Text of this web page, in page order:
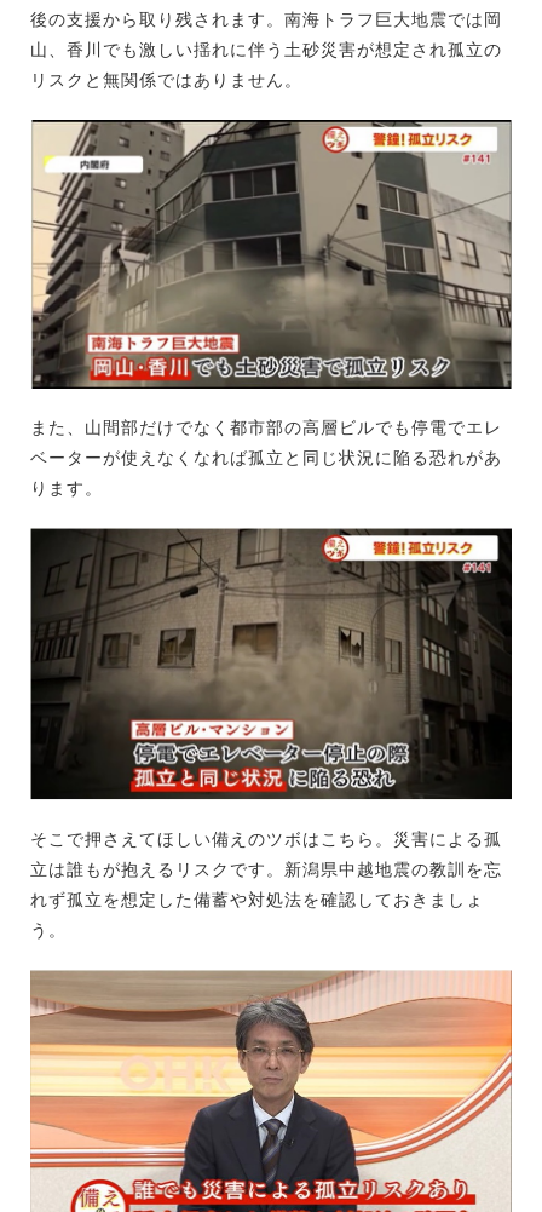
後の支援から取り残されます。南海トラフ巨大地震では岡
山、香川でも激しい揺れに伴う土砂災害が想定され孤立の
リスクと無関係ではありません。
また、山間部だけでなく都市部の高層ビルでも停電でエレ
ベーターが使えなくなれば孤立と同じ状況に陥る恐れがあ
ります。
そこで押さえてほしい備えのツボはこちら。災害による孤
立は誰もが抱えるリスクです。新潟県中越地震の教訓を忘
れず孤立を想定した備蓄や対処法を確認しておきましょ
う。